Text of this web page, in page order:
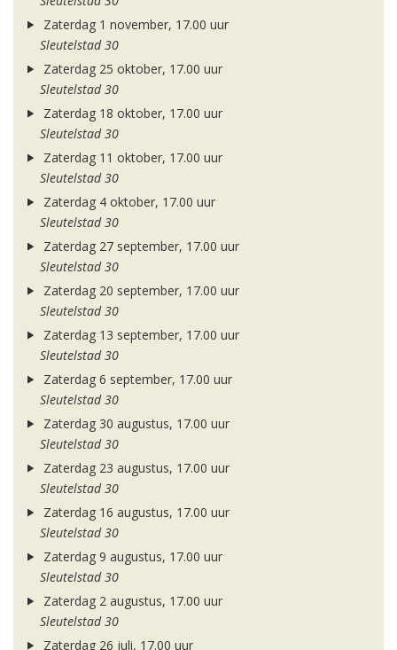
Zaterdag 1 november, 17.00 uur
Sleutelstad 30
Zaterdag 25 oktober, 17.00 uur
Sleutelstad 30
Zaterdag 18 oktober, 17.00 uur
Sleutelstad 30
Zaterdag 11 oktober, 17.00 uur
Sleutelstad 30
Zaterdag 4 oktober, 17.00 uur
Sleutelstad 30
Zaterdag 27 september, 17.00 uur
Sleutelstad 30
Zaterdag 20 september, 17.00 uur
Sleutelstad 30
Zaterdag 13 september, 17.00 uur
Sleutelstad 30
Zaterdag 6 september, 17.00 uur
Sleutelstad 30
Zaterdag 30 augustus, 17.00 uur
Sleutelstad 30
Zaterdag 23 augustus, 17.00 uur
Sleutelstad 30
Zaterdag 16 augustus, 17.00 uur
Sleutelstad 30
Zaterdag 9 augustus, 17.00 uur
Sleutelstad 30
Zaterdag 2 augustus, 17.00 uur
Sleutelstad 30
Zaterdag 26 juli, 17.00 uur